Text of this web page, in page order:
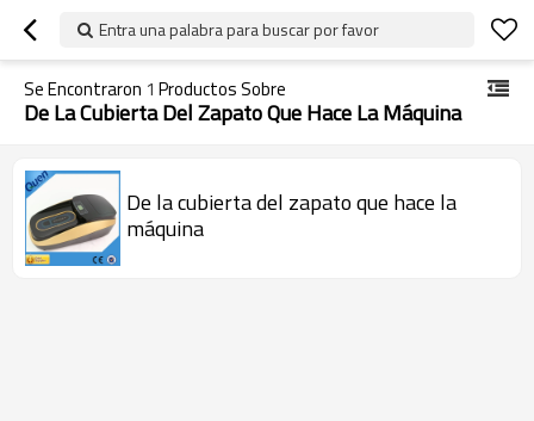
Entra una palabra para buscar por favor
Se Encontraron 1 Productos Sobre
De La Cubierta Del Zapato Que Hace La Máquina
De la cubierta del zapato que hace la
máquina